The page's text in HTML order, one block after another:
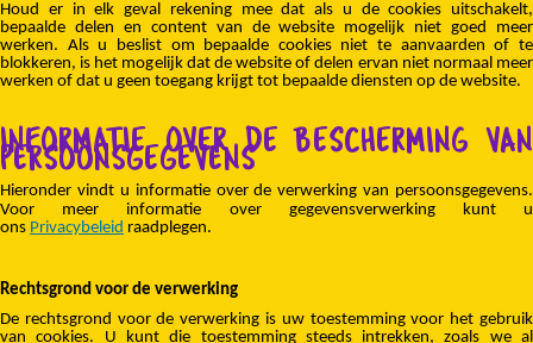
Houd er in elk geval rekening mee dat als u de cookies uitschakelt,
bepaalde delen en content van de website mogelijk niet goed meer
werken. Als u beslist om bepaalde cookies niet te aanvaarden of te
blokkeren, is het mogelijk dat de website of delen ervan niet normaal meer
werken of dat u geen toegang krijgt tot bepaalde diensten op de website.
INFORMATIE OVER DE BESCHERMING VAN
PERSOONSGEGEVENS
Hieronder vindt u informatie over de verwerking van persoonsgegevens.
Voor meer informatie over gegevensverwerking kunt u
ons Privacybeleid raadplegen.
Rechtsgrond voor de verwerking
De rechtsgrond voor de verwerking is uw toestemming voor het gebruik
van cookies. U kunt die toestemming steeds intrekken, zoals we al